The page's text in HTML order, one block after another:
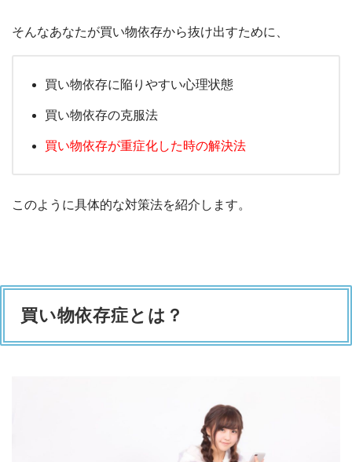
そんなあなたが買い物依存から抜け出すために、
買い物依存に陥りやすい心理状態
買い物依存の克服法
買い物依存が重症化した時の解決法
このように具体的な対策法を紹介します。
買い物依存症とは？